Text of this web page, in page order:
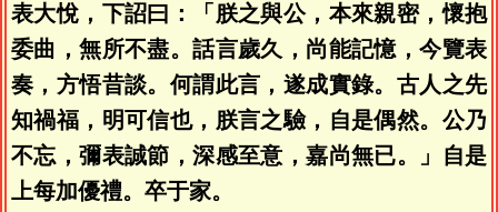
表大悅，下詔曰：「朕之與公，本來親密，懷抱
委曲，無所不盡。話言歲久，尚能記憶，今覽表
奏，方悟昔談。何謂此言，遂成實錄。古人之先
知禍福，明可信也，朕言之驗，自是偶然。公乃
不忘，彌表誠節，深感至意，嘉尚無已。」自是
上每加優禮。卒于家。